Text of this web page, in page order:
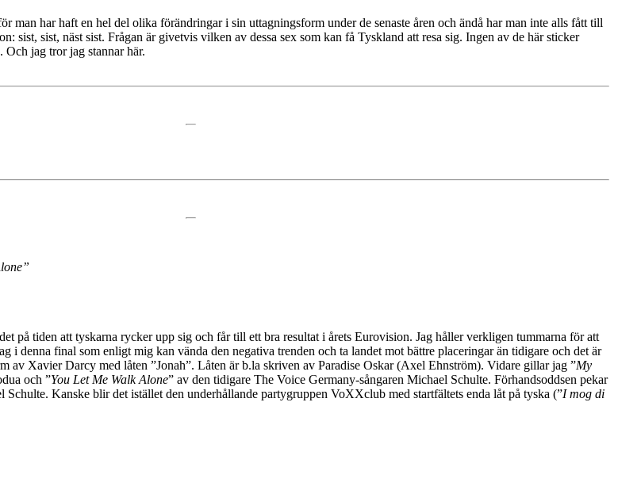
man har haft en hel del olika förändringar i sin uttagningsform under de senaste åren och ändå har man inte alls fått till
sist, sist, näst sist. Frågan är givetvis vilken av dessa sex som kan få Tyskland att resa sig. Ingen av de här sticker
Och jag tror jag stannar här.
på tiden att tyskarna rycker upp sig och får till ett bra resultat i årets Eurovision. Jag håller verkligen tummarna för att
i denna final som enligt mig kan vända den negativa trenden och ta landet mot bättre placeringar än tidigare och det är
av Xavier Darcy med låten ”Jonah”. Låten är b.la skriven av Paradise Oskar (Axel Ehnström). Vidare gillar jag ”My
och ”You Let Me Walk Alone” av den tidigare The Voice Germany-sångaren Michael Schulte. Förhandsoddsen pekar
Schulte. Kanske blir det istället den underhållande partygruppen VoXXclub med startfältets enda låt på tyska (”I mog di